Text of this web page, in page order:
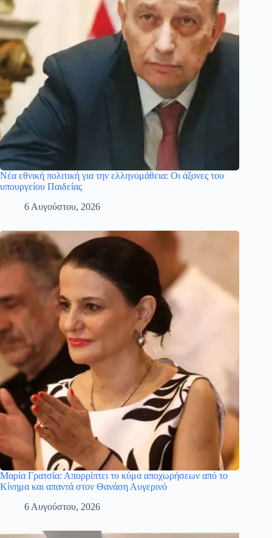
Νέα εθνική πολιτική για την ελληνομάθεια: Οι άξονες του
υπουργείου Παιδείας
6 Αυγούστου, 2026
Μαρία Γρατσία: Απορρίπτει το κύμα αποχωρήσεων από το
Κίνημα και απαντά στον Θανάση Αυγερινό
6 Αυγούστου, 2026